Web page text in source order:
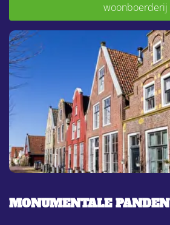
woonboerderij
MONUMENTALE PANDEN